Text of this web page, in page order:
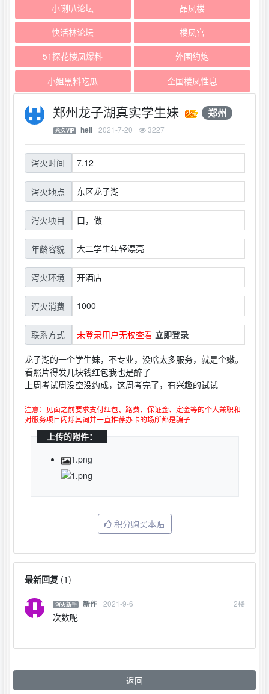
小喇叭论坛 品凤楼
快活林论坛 楼凤宫
51探花楼凤爆料 外围约炮
小姐黑料吃瓜 全国楼凤性息
郑州龙子湖真实学生妹 郑州
永久VIP heli 2021-7-20 3227
泻火时间 7.12
泻火地点 东区龙子湖
泻火项目 口，做
年龄容貌 大二学生年轻漂亮
泻火环境 开酒店
泻火消费 1000
联系方式 未登录用户无权查看 立即登录
龙子湖的一个学生妹，不专业，没啥太多服务，就是个嫩。
看照片得发几块钱红包我也是醉了
上周考试周没空没约成，这周考完了，有兴趣的试试
注意：见面之前要求支付红包、路费、保证金、定金等的个人兼职和
对服务项目闪烁其词并一直推荐办卡的场所都是骗子
上传的附件：
1.png
积分购买本贴
最新回复(1)
泻火新手 新作 2021-9-6 2楼
次数呢
返回